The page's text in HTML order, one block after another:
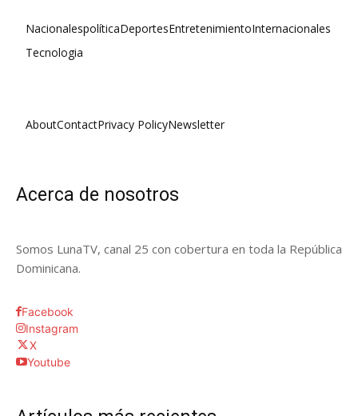
NacionalespolíticaDeportesEntretenimientoInternacionales
Tecnologia
AboutContactPrivacy PolicyNewsletter
Acerca de nosotros
Somos LunaTV, canal 25 con cobertura en toda la República
Dominicana.
Facebook
Instagram
X
Youtube